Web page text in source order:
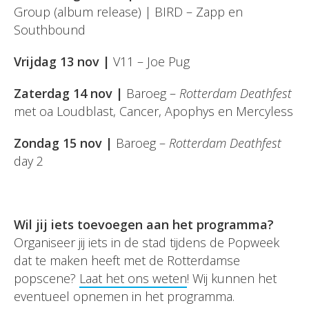
Group (album release) | BIRD – Zapp en
Southbound
Vrijdag 13 nov | V11 – Joe Pug
Zaterdag 14 nov | Baroeg – Rotterdam Deathfest
met oa Loudblast, Cancer, Apophys en Mercyless
Zondag 15 nov | Baroeg – Rotterdam Deathfest
day 2
Wil jij iets toevoegen aan het programma?
Organiseer jij iets in de stad tijdens de Popweek
dat te maken heeft met de Rotterdamse
popscene? Laat het ons weten! Wij kunnen het
eventueel opnemen in het programma.